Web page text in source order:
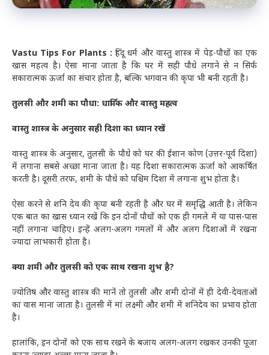
Vastu Tips For Plants : हिंदू धर्म और वास्तु शास्त्र में पेड़-पौधों का एक
खास महत्व है। ऐसा माना जाता है कि घर में सही पौधे लगाने से न सिर्फ
सकारात्मक ऊर्जा का संचार होता है, बल्कि भगवान की कृपा भी बनी रहती है।
तुलसी और शमी का पौधा: धार्मिक और वास्तु महत्व
वास्तु शास्त्र के अनुसार सही दिशा का ध्यान रखें
वास्तु शास्त्र के अनुसार, तुलसी के पौधे को घर की ईशान कोण (उत्तर-पूर्व दिशा)
में लगाना सबसे अच्छा माना जाता है। यह दिशा सकारात्मक ऊर्जा को आकर्षित
करती है। दूसरी तरफ, शमी के पौधे को पश्चिम दिशा में लगाना शुभ होता है।
ऐसा करने से शनि देव की कृपा बनी रहती है और घर में समृद्धि आती है। लेकिन
एक बात का खास ध्यान रखें कि इन दोनों पौधों को एक ही गमले में या पास-पास
नहीं लगाना चाहिए। इन्हें अलग-अलग गमलों में और अलग दिशाओं में रखना
ज्यादा लाभकारी होता है।
क्या शमी और तुलसी को एक साथ रखना शुभ है?
ज्योतिष और वास्तु शास्त्र की मानें तो तुलसी और शमी दोनों में ही देवी-देवताओं
का वास माना जाता है। तुलसी में मां लक्ष्मी और शमी में शनिदेव का प्रभाव होता
है।
हालांकि, इन दोनों को एक साथ रखने के बजाय अलग-अलग रखकर उनकी पूजा